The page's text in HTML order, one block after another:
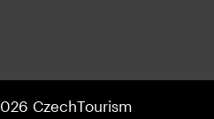
CzechTourism